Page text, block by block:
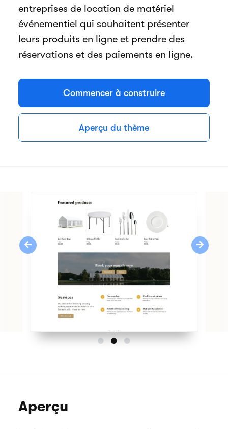
entreprises de location de matériel
événementiel qui souhaitent présenter
leurs produits en ligne et prendre des
réservations et des paiements en ligne.
Commencer à construire
Aperçu du thème
Previous Next
Aperçu